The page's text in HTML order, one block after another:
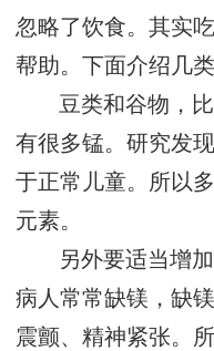
忽略了饮食。其实
帮助。下面介绍几
豆类和谷物，
有很多锰。研究发
于正常儿童。所以
元素。
另外要适当增
病人常常缺镁，缺
震颤、精神紧张。